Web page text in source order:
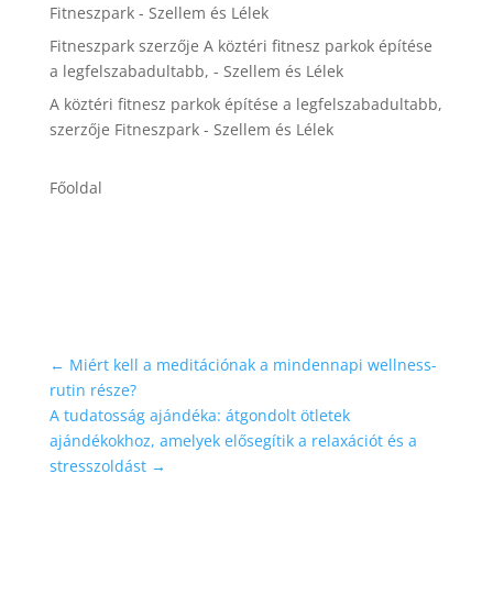
Fitneszpark - Szellem és Lélek
Fitneszparkszerzője A köztéri fitnesz parkok építése
a legfelszabadultabb, - Szellem és Lélek
A köztéri fitnesz parkok építése a legfelszabadultabb,
szerzője Fitneszpark - Szellem és Lélek
Főoldal
← Miért kell a meditációnak a mindennapi wellness-
rutin része?
A tudatosság ajándéka: átgondolt ötletek
ajándékokhoz, amelyek elősegítik a relaxációt és a
stresszoldást→